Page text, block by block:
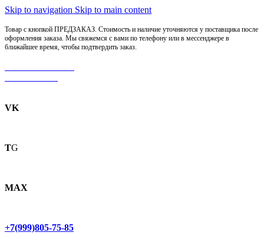
Skip to navigation Skip to main content
Товар с кнопкой ПРЕДЗАКАЗ. Стоимость и наличие уточняются у поставщика после
оформления заказа. Мы свяжемся с вами по телефону или в мессенджере в
ближайшее время, чтобы подтвердить заказ.
VK
TG
MAX
+7(999)805-75-85